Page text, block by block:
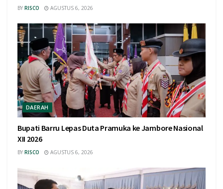
BY RISCO AGUSTUS 6, 2026
DAERAH
Bupati Barru Lepas Duta Pramuka ke Jambore Nasional
XII 2026
BY RISCO AGUSTUS 6, 2026